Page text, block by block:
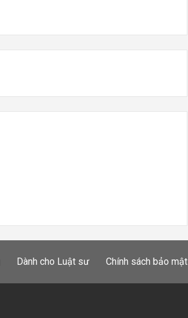
Dành cho Luật sư Chính sách bảo mật